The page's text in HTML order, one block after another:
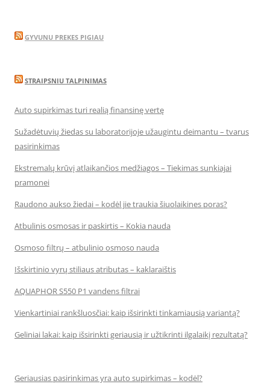
GYVUNU PREKES PIGIAU
STRAIPSNIU TALPINIMAS
Auto supirkimas turi realią finansinę vertę
Sužadėtuvių žiedas su laboratorijoje užaugintu deimantu – tvarus
pasirinkimas
Ekstremalų krūvį atlaikančios medžiagos – Tiekimas sunkiajai
pramonei
Raudono aukso žiedai – kodėl jie traukia šiuolaikines poras?
Atbulinis osmosas ir paskirtis – Kokia nauda
Osmoso filtrų – atbulinio osmoso nauda
Išskirtinio vyrų stiliaus atributas – kaklaraištis
AQUAPHOR S550 P1 vandens filtrai
Vienkartiniai rankšluosčiai: kaip išsirinkti tinkamiausią variantą?
Geliniai lakai: kaip išsirinkti geriausią ir užtikrinti ilgalaikį rezultatą?
Geriausias pasirinkimas yra auto supirkimas – kodėl?